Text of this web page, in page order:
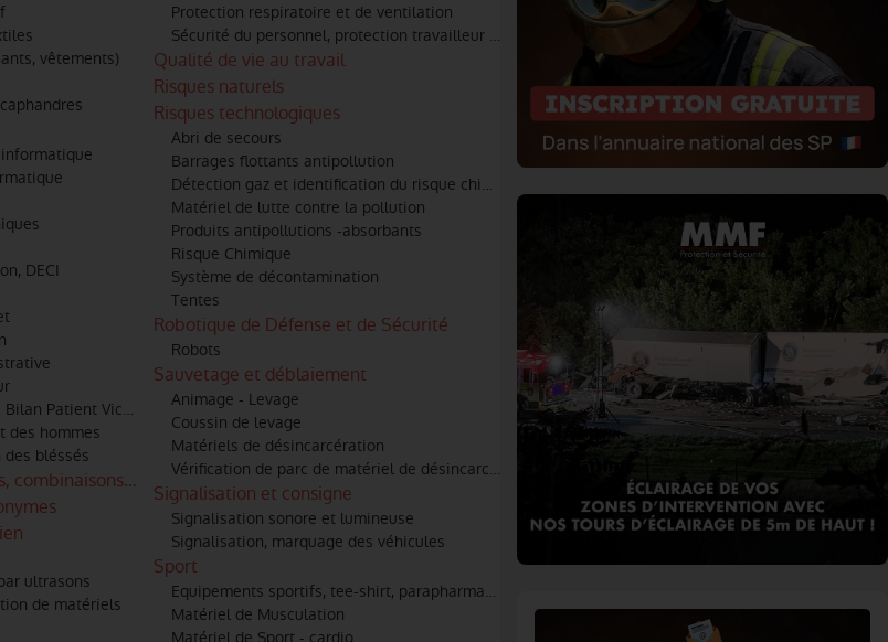
vêtements)
DECI
Patient Victime
des hommes
bléssés
combinaisons anti-frelons
ultrasons
de matériels
Protection respiratoire et de ventilation
Sécurité du personnel, protection travailleur isolé, sécurité A.R.I
Qualité de vie au travail
Risques naturels
Risques technologiques
Abri de secours
Barrages flottants antipollution
Détection gaz et identification du risque chimique
Matériel de lutte contre la pollution
Produits antipollutions -absorbants
Risque Chimique
Système de décontamination
Tentes
Robotique de Défense et de Sécurité
Robots
Sauvetage et déblaiement
Animage - Levage
Coussin de levage
Matériels de désincarcération
Vérification de parc de matériel de désincarcération
Signalisation et consigne
Signalisation sonore et lumineuse
Signalisation, marquage des véhicules
Sport
Equipements sportifs, tee-shirt, parapharmacie
Matériel de Musculation
Matériel de Sport - cardio